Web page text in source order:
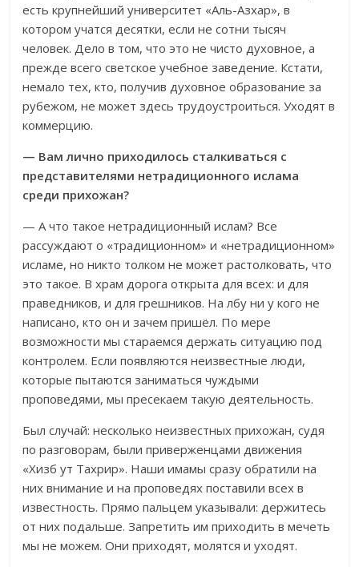
есть крупнейший университет «Аль-Азхар», в
котором учатся десятки, если не сотни тысяч
человек. Дело в том, что это не чисто духовное, а
прежде всего светское учебное заведение. Кстати,
немало тех, кто, получив духовное образование за
рубежом, не может здесь трудоустроиться. Уходят в
коммерцию.
— Вам лично приходилось сталкиваться с
представителями нетрадиционного ислама
среди прихожан?
— А что такое нетрадиционный ислам? Все
рассуждают о «традиционном» и «нетрадиционном»
исламе, но никто толком не может растолковать, что
это такое. В храм дорога открыта для всех: и для
праведников, и для грешников. На лбу ни у кого не
написано, кто он и зачем пришёл. По мере
возможности мы стараемся держать ситуацию под
контролем. Если появляются неизвестные люди,
которые пытаются заниматься чуждыми
проповедями, мы пресекаем такую деятельность.
Был случай: несколько неизвестных прихожан, судя
по разговорам, были приверженцами движения
«Хизб ут Тахрир». Наши имамы сразу обратили на
них внимание и на проповедях поставили всех в
известность. Прямо пальцем указывали: держитесь
от них подальше. Запретить им приходить в мечеть
мы не можем. Они приходят, молятся и уходят.